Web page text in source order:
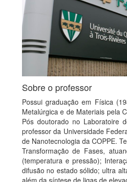
Sobre o professor
Possui graduação em Física
Metalúrgica e de Materiais pela
Pós doutorado no Laboratoire
professor da Universidade
de Nanotecnologia da COPPE.
Transformação de Fases,
(temperatura e pressão);
difusão no estado sólido; ultra
além da síntese de ligas de